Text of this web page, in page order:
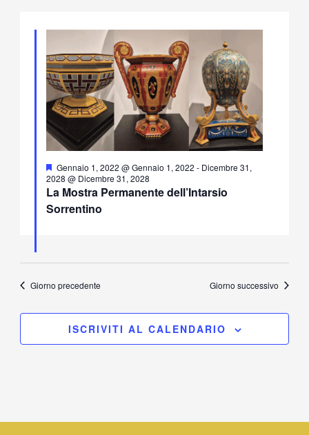
La Mostra Permanente dell’Intarsio
Sorrentino
Segnalati
Gennaio 1, 2022 @ Gennaio 1, 2022 - Dicembre 31,
2028 @ Dicembre 31, 2028
Giorno precedente Giorno successivo
ISCRIVITI AL CALENDARIO